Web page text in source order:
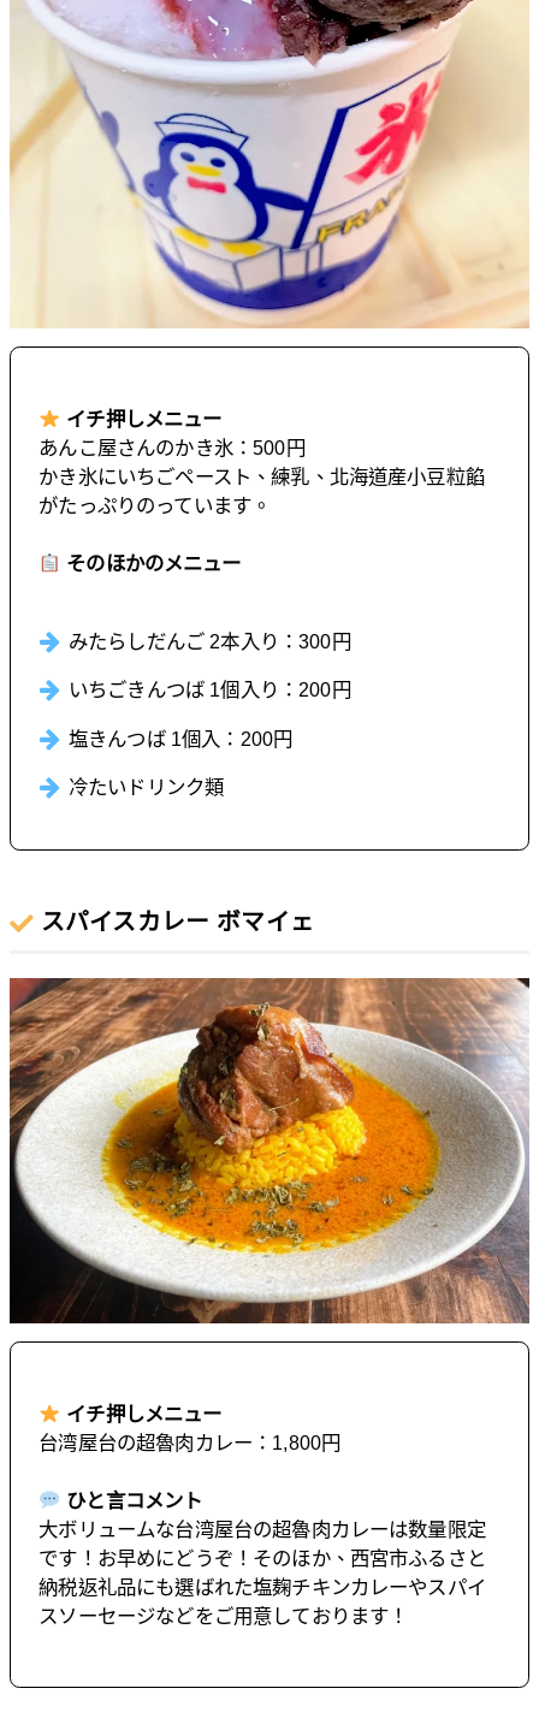
イチ押しメニュー
あんこ屋さんのかき氷：500円
かき氷にいちごペースト、練乳、北海道産小豆粒餡
がたっぷりのっています。
そのほかのメニュー
みたらしだんご 2本入り：300円
いちごきんつば 1個入り：200円
塩きんつば 1個入：200円
冷たいドリンク類
スパイスカレー ボマイェ
イチ押しメニュー
台湾屋台の超魯肉カレー：1,800円
ひと言コメント
大ボリュームな台湾屋台の超魯肉カレーは数量限定
です！お早めにどうぞ！そのほか、西宮市ふるさと
納税返礼品にも選ばれた塩麹チキンカレーやスパイ
スソーセージなどをご用意しております！